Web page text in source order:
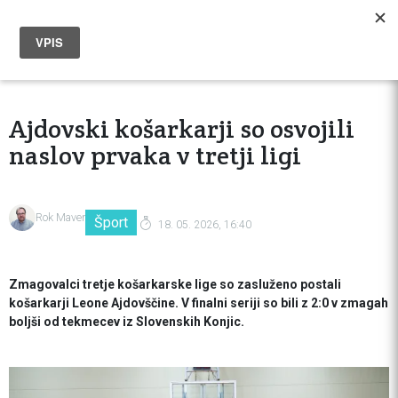
Ajdovski košarkarji so osvojili
naslov prvaka v tretji ligi
Rok Maver Šport 18. 05. 2026, 16:40
Zmagovalci tretje košarkarske lige so zasluženo postali
košarkarji Leone Ajdovščine. V finalni seriji so bili z 2:0 v zmagah
boljši od tekmecev iz Slovenskih Konjic.